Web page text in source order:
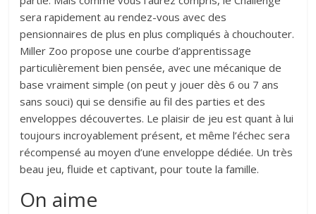
sera rapidement au rendez-vous avec des
pensionnaires de plus en plus compliqués à chouchouter.
Miller Zoo propose une courbe d’apprentissage
particulièrement bien pensée, avec une mécanique de
base vraiment simple (on peut y jouer dès 6 ou 7 ans
sans souci) qui se densifie au fil des parties et des
enveloppes découvertes. Le plaisir de jeu est quant à lui
toujours incroyablement présent, et même l’échec sera
récompensé au moyen d’une enveloppe dédiée. Un très
beau jeu, fluide et captivant, pour toute la famille.
On aime